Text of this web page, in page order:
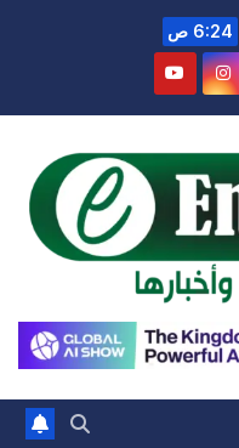
6:24 ص